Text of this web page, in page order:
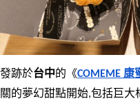
發跡於台中的《COMEME 康
關的夢幻甜點開始,包括巨